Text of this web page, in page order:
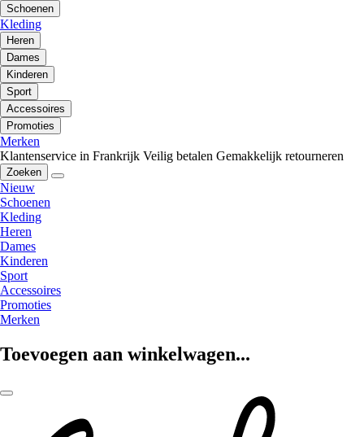
Schoenen
Kleding
Heren
Dames
Kinderen
Sport
Accessoires
Promoties
Merken
Klantenservice in Frankrijk Veilig betalen Gemakkelijk retourneren
Zoeken
Nieuw
Schoenen
Kleding
Heren
Dames
Kinderen
Sport
Accessoires
Promoties
Merken
Toevoegen aan winkelwagen...